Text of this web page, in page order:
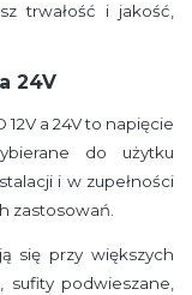
trwałość i jakość,
24V
a 24V to napięcie
do użytku
i w zupełności
zastosowań.
się przy większych
sufity podwieszane,